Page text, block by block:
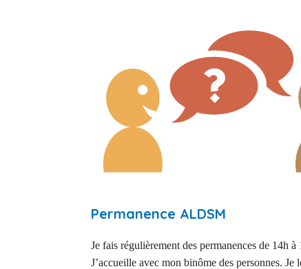
Permanence ALDSM
Je fais régulièrement des permanences de 14h
J’accueille avec mon binôme des personnes.